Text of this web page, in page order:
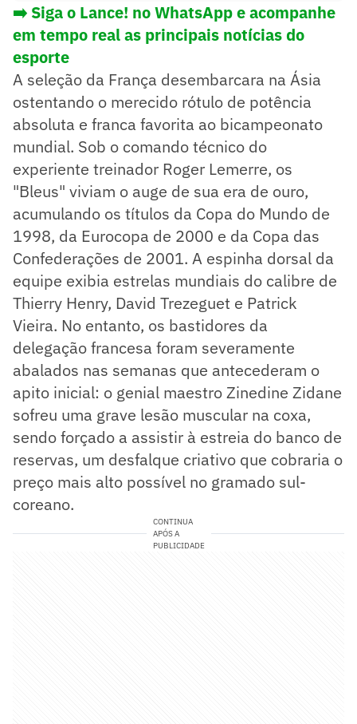
➡️ Siga o Lance! no WhatsApp e acompanhe
em tempo real as principais notícias do
esporte
A seleção da França desembarcara na Ásia
ostentando o merecido rótulo de potência
absoluta e franca favorita ao bicampeonato
mundial. Sob o comando técnico do
experiente treinador Roger Lemerre, os
"Bleus" viviam o auge de sua era de ouro,
acumulando os títulos da Copa do Mundo de
1998, da Eurocopa de 2000 e da Copa das
Confederações de 2001. A espinha dorsal da
equipe exibia estrelas mundiais do calibre de
Thierry Henry, David Trezeguet e Patrick
Vieira. No entanto, os bastidores da
delegação francesa foram severamente
abalados nas semanas que antecederam o
apito inicial: o genial maestro Zinedine Zidane
sofreu uma grave lesão muscular na coxa,
sendo forçado a assistir à estreia do banco de
reservas, um desfalque criativo que cobraria o
preço mais alto possível no gramado sul-
coreano.
CONTINUA
APÓS A
PUBLICIDADE